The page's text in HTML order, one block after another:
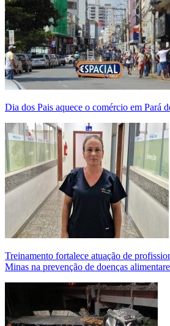
Dia dos Pais aquece o comércio em Pará
Treinamento fortalece atuação de
Minas na prevenção de doenças